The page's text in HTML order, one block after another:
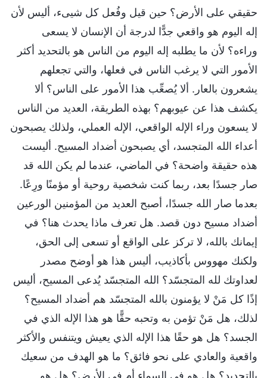
حقيقي على الأرض؟ حين قيل وفُعل كل شيىء، أليس لأن
إله اليوم هو واقعي جدًّا لدرجة أن الإنسان لا يسعى
وراءه؟ لأن ما يطلبه إله اليوم من الناس هو بالتحديد أكثر
الأمور التي لا يرغب الناس في فعلها، والتي تجعلهم
يشعرون بالعار. ألا يُصعِّب هذا الأمور على الناس؟ ألا
يكشف هذا عن عيوبهم؟ بهذه الطريقة، العديد من الناس
لا يسعون وراء الإله الواقعي، الإله العملي، ولذلك يصبحون
أعداء الله المتجسد، أي يصبحون أضداد المسيح. أليست
هذه حقيقة واضحة؟ في الماضي، عندما لم يكن الله قد
صار جسدًا بعد، ربما كنت شخصية روحية أو مؤمنًا ورِعًا.
بعدما صار الله جسدًا، أصبح العديد من المؤمنين الورعين
أضداد مسيح دون قصد. هل تعرف ماذا يحدث هنا؟ في
إيمانك بالله، لا تركز على الواقع أو تسعى إلى الحق،
ولكنك مهووس بأكاذيب، أليس هذا هو أوضح مصدر
لعداوتك لله المتجسّد؟ الله المتجسّد يُدعى المسيح، أليس
إذًا كل مَنْ لا يؤمنون بالله المتجسّد هم أضداد المسيح؟
لذلك، هل مَنْ تؤمن به وتحبه حقًّا هو هذا الإله الذي في
الجسد؟ هل هو حقًا هذا الإله الذي يعيش ويتنفس والأكثر
واقعية والعادي على نحو فائق؟ ما هو الهدف من سعيك
بالتحديد؟ هل هو في السماء أم في الأرض؟ هل هو